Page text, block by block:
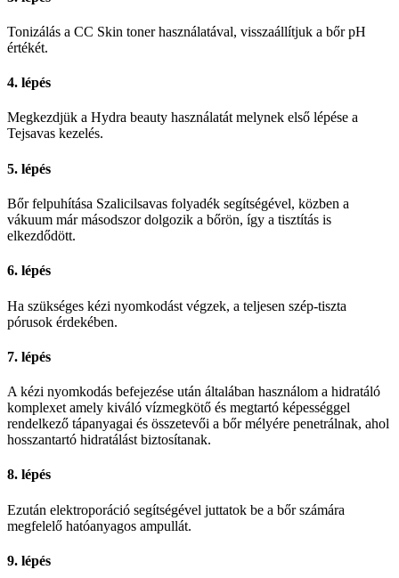
Tonizálás a CC Skin toner használatával, visszaállítjuk a bőr pH
értékét.
4. lépés
Megkezdjük a Hydra beauty használatát melynek első lépése a
Tejsavas kezelés.
5. lépés
Bőr felpuhítása Szalicilsavas folyadék segítségével, közben a
vákuum már másodszor dolgozik a bőrön, így a tisztítás is
elkezdődött.
6. lépés
Ha szükséges kézi nyomkodást végzek, a teljesen szép-tiszta
pórusok érdekében.
7. lépés
A kézi nyomkodás befejezése után általában használom a hidratáló
komplexet amely kiváló vízmegkötő és megtartó képességgel
rendelkező tápanyagai és összetevői a bőr mélyére penetrálnak, ahol
hosszantartó hidratálást biztosítanak.
8. lépés
Ezután elektroporáció segítségével juttatok be a bőr számára
megfelelő hatóanyagos ampullát.
9. lépés